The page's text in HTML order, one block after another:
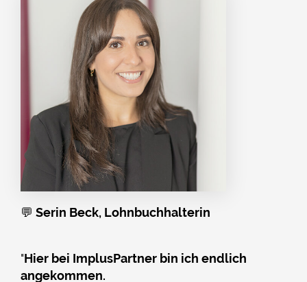
💬 Serin Beck, Lohnbuchhalterin
"Hier bei ImplusPartner bin ich endlich
angekommen.